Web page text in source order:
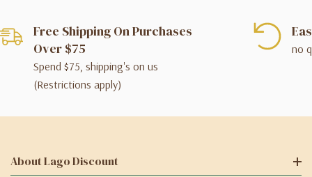
Free Shipping On Purchases
Over $75
Spend $75, shipping's on us
(Restrictions apply)
no
About Lago Discount